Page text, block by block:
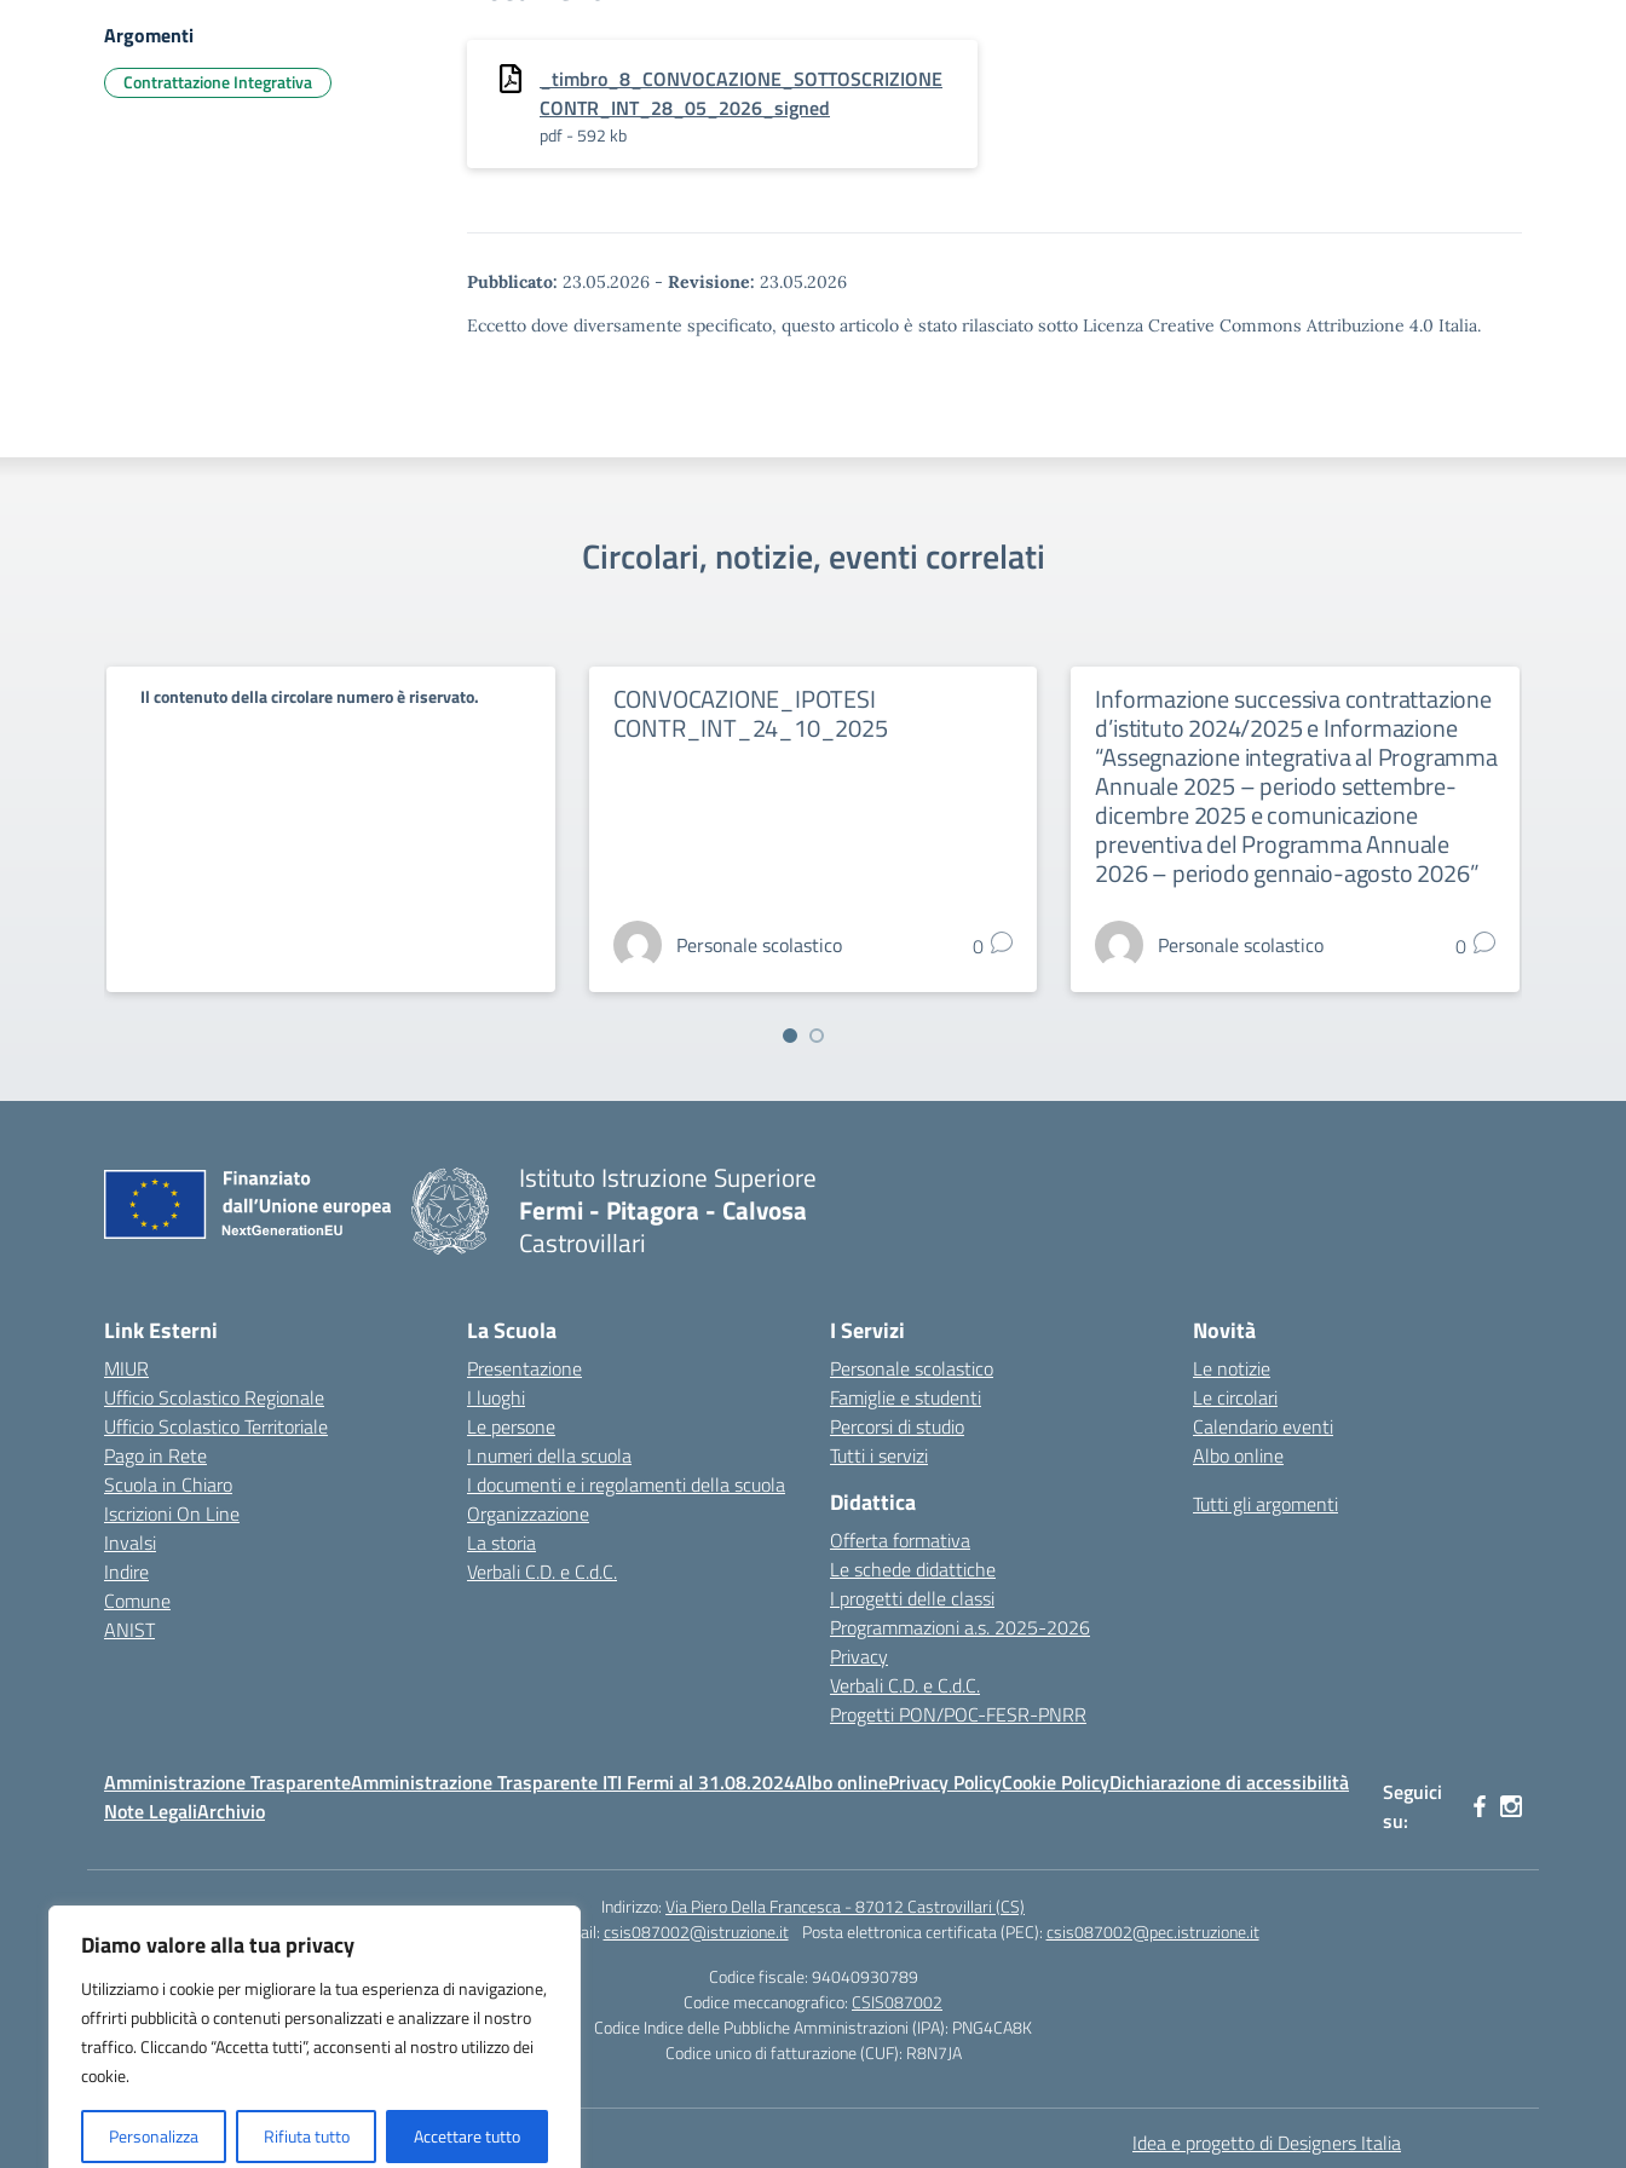
Diamo valore alla tua privacy
Utilizziamo i cookie per migliorare la tua esperienza di navigazione,
offrirti pubblicità o contenuti personalizzati e analizzare il nostro
traffico. Cliccando “Accetta tutti”, acconsenti al nostro utilizzo dei
cookie.
Personalizza Rifiuta tutto Accettare tutto
_timbro_8_CONVOCAZIONE_SOTTOSCRIZIONE
CONTR_INT_28_05_2026_signed
pdf - 592 kb
Pubblicato: 23.05.2026 - Revisione: 23.05.2026
Eccetto dove diversamente specificato, questo articolo è stato rilasciato sotto Licenza Creative Commons Attribuzione 4.0 Italia.
Argomenti
Contrattazione Integrativa
Circolari, notizie, eventi correlati
Il contenuto della circolare numero è riservato. CONVOCAZIONE_IPOTESI
CONTR_INT_24_10_2025
Personale scolastico 0
Informazione successiva contrattazione
d’istituto 2024/2025 e Informazione
“Assegnazione integrativa al Programma
Annuale 2025 – periodo settembre-
dicembre 2025 e comunicazione
preventiva del Programma Annuale
2026 – periodo gennaio-agosto 2026”
Personale scolastico 0
Istituto Istruzione Superiore
Fermi - Pitagora - Calvosa
Castrovillari
Link Esterni
MIUR
Ufficio Scolastico Regionale
Ufficio Scolastico Territoriale
Pago in Rete
Scuola in Chiaro
Iscrizioni On Line
Invalsi
Indire
Comune
ANIST
La Scuola
Presentazione
I luoghi
Le persone
I numeri della scuola
I documenti e i regolamenti della scuola
Organizzazione
La storia
Verbali C.D. e C.d.C.
I Servizi
Personale scolastico
Famiglie e studenti
Percorsi di studio
Tutti i servizi
Didattica
Offerta formativa
Le schede didattiche
I progetti delle classi
Programmazioni a.s. 2025-2026
Privacy
Verbali C.D. e C.d.C.
Progetti PON/POC-FESR-PNRR
Novità
Le notizie
Le circolari
Calendario eventi
Albo online
Tutti gli argomenti
Amministrazione TrasparenteAmministrazione Trasparente ITI Fermi al 31.08.2024Albo onlinePrivacy PolicyCookie PolicyDichiarazione di accessibilità
Note LegaliArchivio
Seguici
su:
Indirizzo:Via Piero Della Francesca - 87012 Castrovillari (CS)
Email:csis087002@istruzione.it Posta elettronica certificata (PEC):csis087002@pec.istruzione.it
Codice fiscale: 94040930789
Codice meccanografico: CSIS087002
Codice Indice delle Pubbliche Amministrazioni (IPA): PNG4CA8K
Codice unico di fatturazione (CUF): R8N7JA
Idea e progetto di Designers Italia